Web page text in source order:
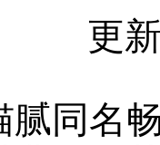
更
腻同名